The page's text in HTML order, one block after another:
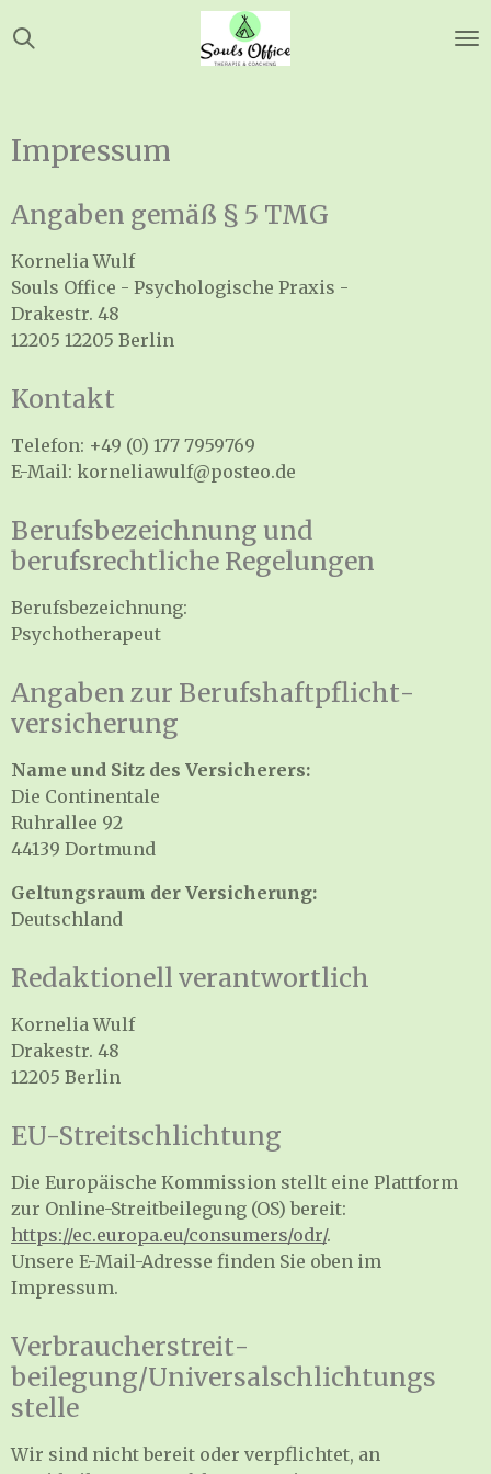
Hauptinhalt
Impressum
Angaben gemäß § 5 TMG
Kornelia Wulf
Souls Office - Psychologische Praxis -
Drakestr. 48
12205 12205 Berlin
Kontakt
Telefon: +49 (0) 177 7959769
E-Mail: korneliawulf@posteo.de
Berufsbezeichnung und
berufsrechtliche Regelungen
Berufsbezeichnung:
Psychotherapeut
Angaben zur Berufs­haftpflicht­
versicherung
Name und Sitz des Versicherers:
Die Continentale
Ruhrallee 92
44139 Dortmund
Geltungsraum der Versicherung:
Deutschland
Redaktionell verantwortlich
Kornelia Wulf
Drakestr. 48
12205 Berlin
EU-Streitschlichtung
Die Europäische Kommission stellt eine Plattform
zur Online-Streitbeilegung (OS) bereit:
https://ec.europa.eu/consumers/odr/.
Unsere E-Mail-Adresse finden Sie oben im
Impressum.
Verbraucher­streit­
beilegung/Universal­schlichtungs­
stelle
Wir sind nicht bereit oder verpflichtet, an